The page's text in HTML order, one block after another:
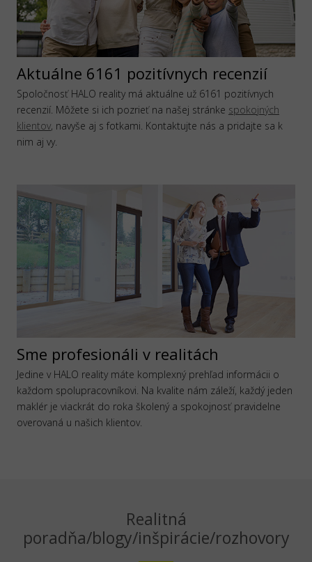
Aktuálne 6161 pozitívnych recenzií
Spoločnosť HALO reality má aktuálne už 6161 pozitívnych
recenzií. Môžete si ich pozrieť na našej stránke spokojných
klientov, navyše aj s fotkami. Kontaktujte nás a pridajte sa k
nim aj vy.
Sme profesionáli v realitách
Jedine v HALO reality máte komplexný prehľad informácii o
každom spolupracovníkovi. Na kvalite nám záleží, každý jeden
maklér je viackrát do roka školený a spokojnosť pravidelne
overovaná u našich klientov.
Realitná
poradňa/blogy/inšpirácie/rozhovory